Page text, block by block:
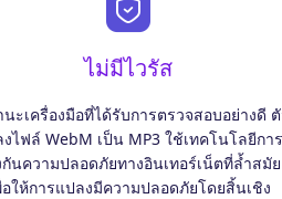
ไม่มีไวรัส
นะเครื่องมือที่ได้รับการตรวจสอบอย่างดี
ไฟล์ WebM เป็น MP3 ใช้เทคโนโลยีการ
นความปลอดภัยทางอินเทอร์เน็ตที่ล้ำสมัย
อให้การแปลงมีความปลอดภัยโดยสิ้นเชิง